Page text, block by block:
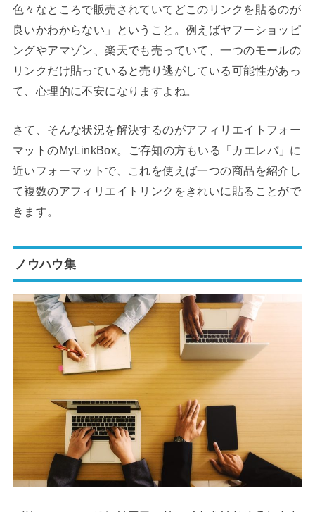
色々なところで販売されていてどこのリンクを貼るのが
良いかわからない」ということ。例えばヤフーショッピ
ングやアマゾン、楽天でも売っていて、一つのモールの
リンクだけ貼っていると売り逃がしている可能性があっ
て、心理的に不安になりますよね。
さて、そんな状況を解決するのがアフィリエイトフォー
マットのMyLinkBox。ご存知の方もいる「カエレバ」に
近いフォーマットで、これを使えば一つの商品を紹介し
て複数のアフィリエイトリンクをきれいに貼ることがで
きます。
ノウハウ集